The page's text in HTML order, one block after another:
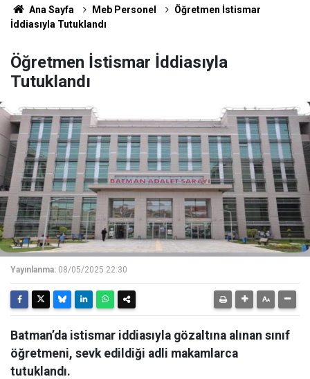
Ana Sayfa Meb Personel
Öğretmen İstismar
İddiasıyla Tutuklandı
Öğretmen İstismar İddiasıyla
Tutuklandı
Yayınlanma: 08/05/2025 22:30
Batman’da istismar iddiasıyla gözaltına alınan sınıf
öğretmeni, sevk edildiği adli makamlarca
tutuklandı.